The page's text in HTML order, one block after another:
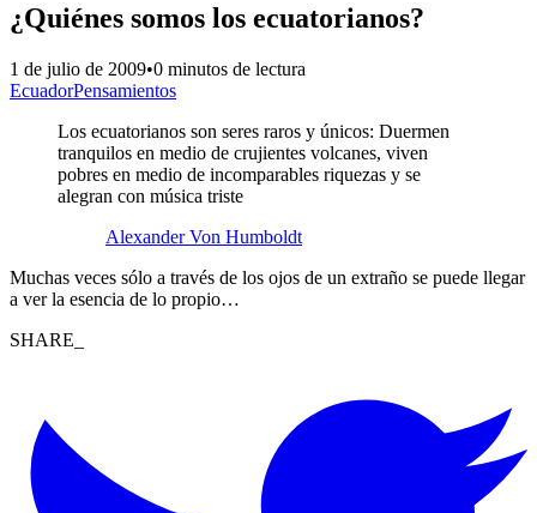
¿Quiénes somos los ecuatorianos?
1 de julio de 2009•0 minutos de lectura
EcuadorPensamientos
Los ecuatorianos son seres raros y únicos: Duermen
tranquilos en medio de crujientes volcanes, viven
pobres en medio de incomparables riquezas y se
alegran con música triste
Alexander Von Humboldt
Muchas veces sólo a través de los ojos de un extraño se puede llegar
a ver la esencia de lo propio…
SHARE_